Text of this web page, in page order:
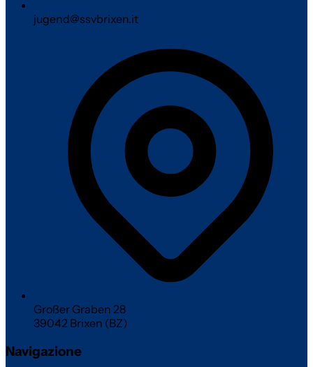
jugend@ssvbrixen.it
Großer Graben 28
39042 Brixen (BZ)
Navigazione